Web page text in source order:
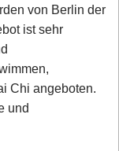
von Berlin der
ist sehr
Chi angeboten.
und